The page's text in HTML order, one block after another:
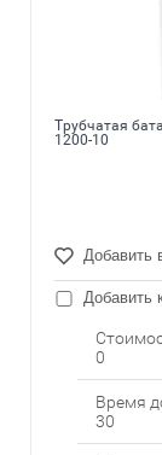
Трубчатая
1200-10
Добавить
Добавить
0
Время
30